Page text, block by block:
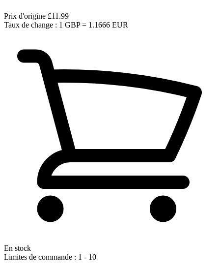
Prix d'origine £11.99
Taux de change : 1 GBP = 1.1666 EUR
En stock
Limites de commande : 1 - 10